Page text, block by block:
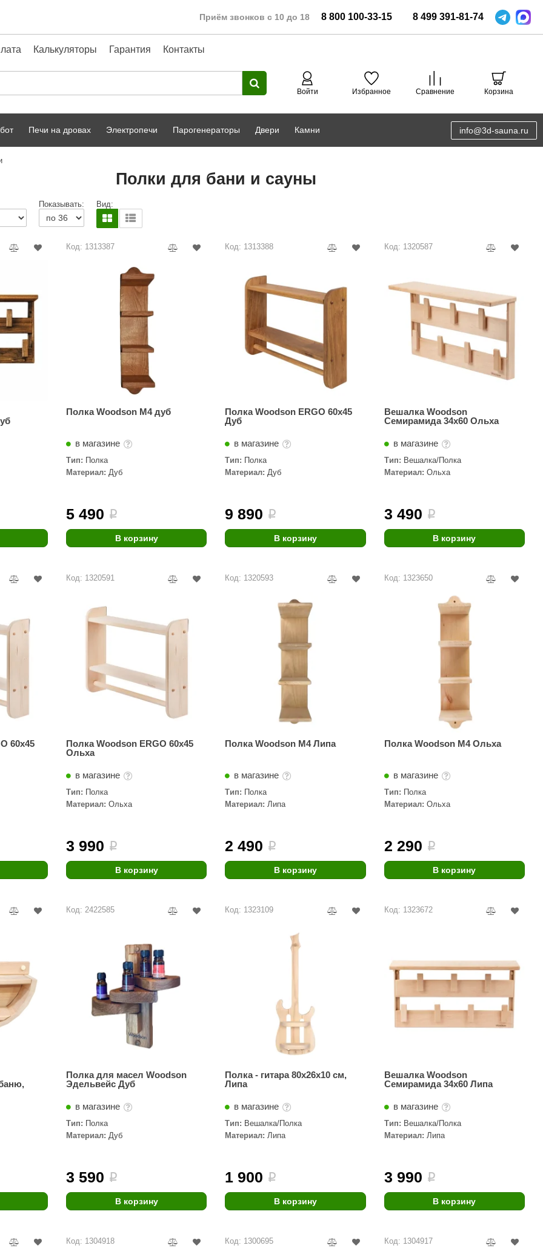
Приём звонков с 10 до 18 8 800 100-33-15 8 499 391-81-74
Калькуляторы Гарантия Контакты
Войти Избранное Сравнение Корзина
HENKI
A-Panel Руспанель
Сталь-Мастер
CeruttiSpa
Suokka
Русский дух
Карельские легенды PolarSpa
Baldus Kvimol
Добросталь
Аэровита
Костёр
Сабантуй
Феникс
Aromawolke
Варвара
EDMUNDAS Nikkarien
Печи на дровах Электропечи Парогенераторы Двери Камни info@3d-sauna.ru
Полки для бани и сауны
Показывать: Вид:
Код: 1313387
Полка Woodson M4 дуб
в магазине
Тип: Полка
Материал: Дуб
5 490 i
В корзину
Код: 1313388
Полка Woodson ERGO 60х45
Дуб
в магазине
Тип: Полка
Материал: Дуб
9 890 i
В корзину
Код: 1320587
Вешалка Woodson
Семирамида 34х60 Ольха
в магазине
Тип: Вешалка/Полка
Материал: Ольха
3 490 i
В корзину
60х45
Код: 1320591
Полка Woodson ERGO 60х45
Ольха
в магазине
Тип: Полка
Материал: Ольха
3 990 i
В корзину
Код: 1320593
Полка Woodson M4 Липа
в магазине
Тип: Полка
Материал: Липа
2 490 i
В корзину
Код: 1323650
Полка Woodson M4 Ольха
в магазине
Тип: Полка
Материал: Ольха
2 290 i
В корзину
Код: 2422585
Полка для масел Woodson
Эдельвейс Дуб
в магазине
Тип: Полка
Материал: Дуб
3 590 i
В корзину
Код: 1323109
Полка - гитара 80х26х10 см,
Липа
в магазине
Тип: Вешалка/Полка
Материал: Липа
1 900 i
В корзину
Код: 1323672
Вешалка Woodson
Семирамида 34х60 Липа
в магазине
Тип: Вешалка/Полка
Материал: Липа
3 990 i
В корзину
Код: 1304918 Код: 1300695 Код: 1304917